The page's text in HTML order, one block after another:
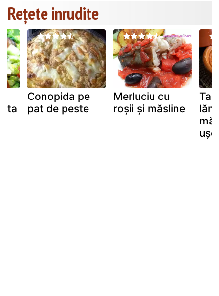
Rețete inrudite
Conopida pe
pat de peste
Merluciu cu
roșii și măsline